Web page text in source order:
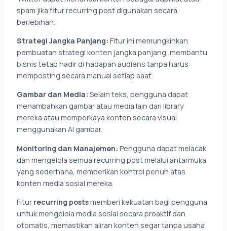
spam jika fitur recurring post digunakan secara
berlebihan.
Strategi Jangka Panjang:Fitur ini memungkinkan
pembuatan strategi konten jangka panjang, membantu
bisnis tetap hadir di hadapan audiens tanpa harus
memposting secara manual setiap saat.
Gambar dan Media:Selain teks, pengguna dapat
menambahkan gambar atau media lain dari library
mereka atau memperkaya konten secara visual
menggunakan AI gambar.
Monitoring dan Manajemen:Pengguna dapat melacak
dan mengelola semua recurring post melalui antarmuka
yang sederhana, memberikan kontrol penuh atas
konten media sosial mereka.
Fitur recurring postsmemberi kekuatan bagi pengguna
untuk mengelola media sosial secara proaktif dan
otomatis, memastikan aliran konten segar tanpa usaha